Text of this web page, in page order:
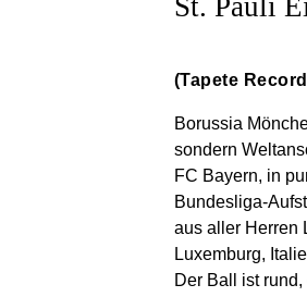
St. Pauli
(Tapete
Borussia
sondern
FC Bayern, in
Bundesliga-
aus aller Herren
Luxemburg,
Der Ball ist